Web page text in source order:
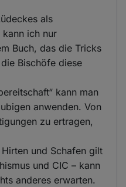
als
kann ich nur
Buch, das die Tricks
Bischöfe diese
kann man
anwenden. Von
zu ertragen,
und Schafen gilt
und CIC – kann
anderes erwarten.